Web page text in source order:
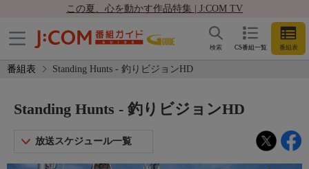
この夏、心を動かす作品特集 | J:COM TV
CS番組一覧 番組表
検索
番組表 Standing Hunts - 釣りビジョンHD
Standing Hunts - 釣りビジョンHD
放送スケジュール一覧